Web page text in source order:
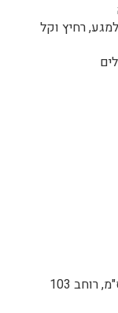
רחיץ וקל
מידות מיטה נטו במצב פתוח: אורך 184 ס"מ, רוחב 103